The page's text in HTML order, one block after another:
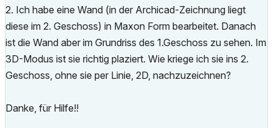
2. Ich habe eine Wand (in der Archicad-Zeichnung liegt
diese im 2. Geschoss) in Maxon Form bearbeitet. Danach
ist die Wand aber im Grundriss des 1.Geschoss zu sehen. Im
3D-Modus ist sie richtig plaziert. Wie kriege ich sie ins 2.
Geschoss, ohne sie per Linie, 2D, nachzuzeichnen?
Danke, für Hilfe!!